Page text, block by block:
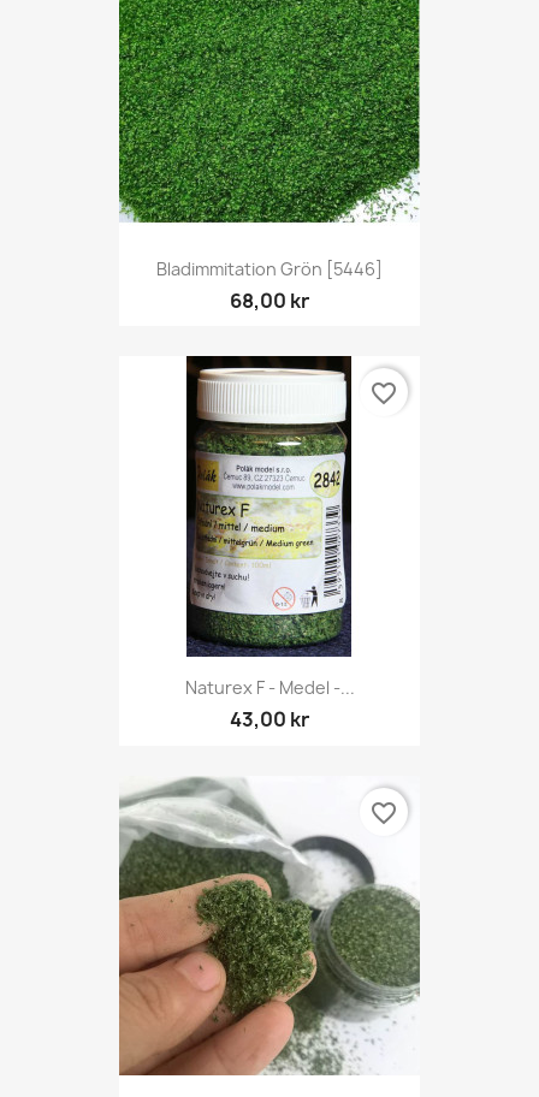
Bladimmitation Grön [5446]
68,00 kr
Naturex F - Medel -...
43,00 kr
favorite_border
favorite_border